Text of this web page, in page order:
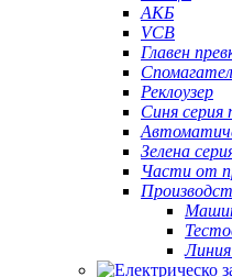
АКБ
VCB
Главен
Реклоузер
Синя серия
Зелена
Части от